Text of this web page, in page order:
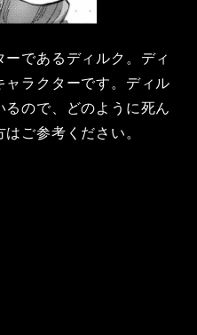
であるディルク。ディ
ャラクターです。ディル
るので、どのように死ん
ご参考ください。